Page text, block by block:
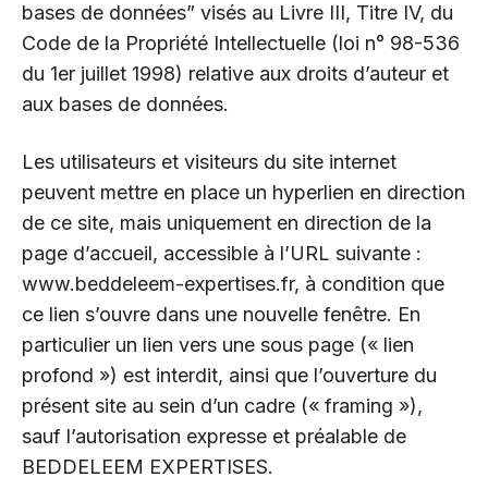
bases de données” visés au Livre III, Titre IV, du
Code de la Propriété Intellectuelle (loi n° 98-536
du 1er juillet 1998) relative aux droits d’auteur et
aux bases de données.
Les utilisateurs et visiteurs du site internet
peuvent mettre en place un hyperlien en direction
de ce site, mais uniquement en direction de la
page d’accueil, accessible à l’URL suivante :
www.beddeleem-expertises.fr, à condition que
ce lien s’ouvre dans une nouvelle fenêtre. En
particulier un lien vers une sous page (« lien
profond ») est interdit, ainsi que l’ouverture du
présent site au sein d’un cadre (« framing »),
sauf l’autorisation expresse et préalable de
BEDDELEEM EXPERTISES.